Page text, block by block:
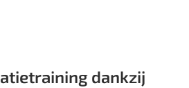
dankzij